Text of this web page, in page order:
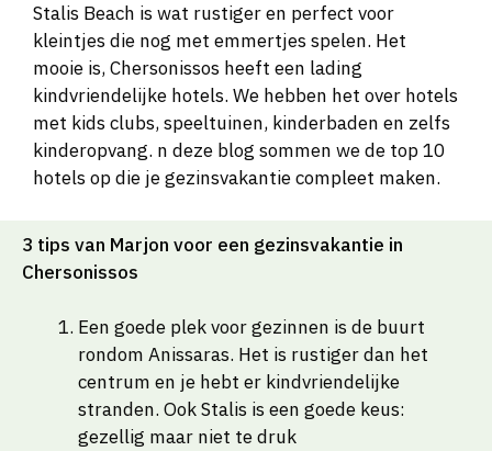
Stalis Beach is wat rustiger en perfect voor
kleintjes die nog met emmertjes spelen. Het
mooie is, Chersonissos heeft een lading
kindvriendelijke hotels. We hebben het over hotels
met kids clubs, speeltuinen, kinderbaden en zelfs
kinderopvang. n deze blog sommen we de top 10
hotels op die je gezinsvakantie compleet maken.
3 tips van Marjon voor een gezinsvakantie in
Chersonissos
Een goede plek voor gezinnen is de buurt
rondom Anissaras. Het is rustiger dan het
centrum en je hebt er kindvriendelijke
stranden. Ook Stalis is een goede keus:
gezellig maar niet te druk